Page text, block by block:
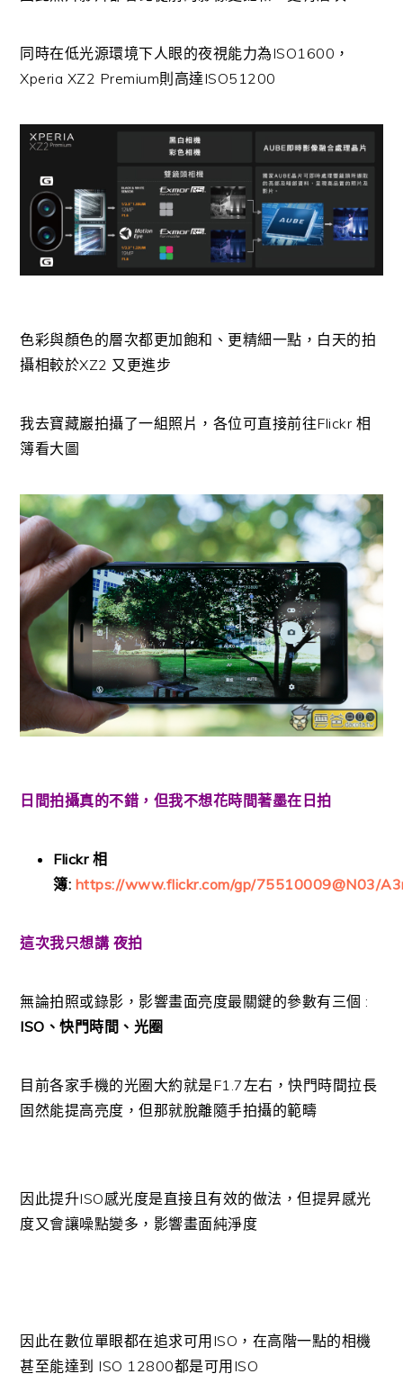
同時在低光源環境下人眼的夜視能力為ISO1600，
Xperia XZ2 Premium則高達ISO51200
色彩與顏色的層次都更加飽和、更精細一點，白天的拍
攝相較於XZ2 又更進步
我去寶藏巖拍攝了一組照片，各位可直接前往Flickr 相
簿看大圖
日間拍攝真的不錯，但我不想花時間著墨在日拍
Flickr 相
簿: https://www.flickr.com/gp/75510009@N03/
這次我只想講 夜拍
無論拍照或錄影，影響畫面亮度最關鍵的參數有三個 :
ISO、快門時間、光圈
目前各家手機的光圈大約就是F1.7左右，快門時間拉長
固然能提高亮度，但那就脫離隨手拍攝的範疇
因此提升ISO感光度是直接且有效的做法，但提昇感光
度又會讓噪點變多，影響畫面純淨度
因此在數位單眼都在追求可用ISO，在高階一點的相機
甚至能達到 ISO 12800都是可用ISO